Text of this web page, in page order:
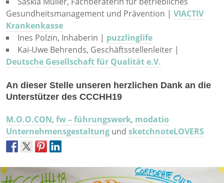
Gesundheitsmanagement und Prävention | VIACTIV
Krankenkasse
Ines Polzin, Inhaberin | puzzlinglife
Kai-Uwe Behrends, Geschäftsstellenleiter |
Deutsche Gesellschaft für Qualität e.V.
An dieser Stelle unseren herzlichen Dank an die
Unterstützer des CCCHH19
M.O.O.CON, fw – führungswerk, modatio
Unternehmensgestaltung und sketchnoteLOVERS